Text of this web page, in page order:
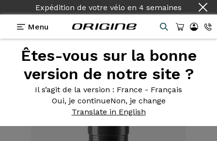
Expédition de votre vélo en 4 semaines
Menu
Êtes-vous sur la bonne
version de notre site ?
Il s’agit de la version : France - Français
Oui, je continueNon, je change
Translate in English
Equipements>Outils>
Bidon Porte Outil 800ml